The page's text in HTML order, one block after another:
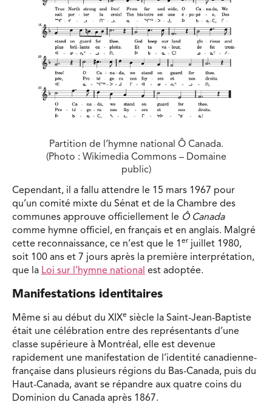
Partition de l’hymne national Ô Canada.
(Photo : Wikimedia Commons – Domaine
public)
Cependant, il a fallu attendre le 15 mars 1967 pour
qu’un comité mixte du Sénat et de la Chambre des
communes approuve officiellement le Ô Canada
comme hymne officiel, en français et en anglais. Malgré
cette reconnaissance, ce n’est que le 1 er juillet 1980,
soit 100 ans et 7 jours après la première interprétation,
que la Loi sur l’hymne national est adoptée.
Manifestations identitaires
Même si au début du XIXe siècle la Saint-Jean-Baptiste
était une célébration entre des représentants d’une
classe supérieure à Montréal, elle est devenue
rapidement une manifestation de l’identité canadienne-
française dans plusieurs régions du Bas-Canada, puis du
Haut-Canada, avant se répandre aux quatre coins du
Dominion du Canada après 1867.